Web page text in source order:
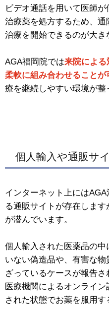
ビデオ通話を用いて医師
治療薬を処方するため、
治療を開始できるのが大き
AGA福岡院では来院による
柔軟に組み合わせることが
療を継続しやすい環境が整
個人輸入や通販サ
インターネット上には
る通販サイトが存在しま
が潜んでいます。
個人輸入された医薬品の
いない偽造品や、有害な
ざっているケースが報告さ
医療機関によるオンライ
された状態でお薬を服用す